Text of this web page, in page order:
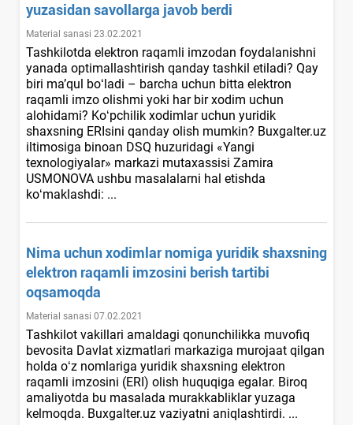
yuzasidan savollarga javob berdi
Material sanasi 23.02.2021
Tashkilotda elektron raqamli imzodan foydalanishni
yanada optimallashtirish qanday tashkil etiladi? Qay
biri ma’qul boʻladi – barcha uchun bitta elektron
raqamli imzo olishmi yoki har bir хodim uchun
alohidami? Koʻpchilik хodimlar uchun yuridik
shaхsning ERIsini qanday olish mumkin? Buхgalter.uz
iltimosiga binoan DSQ huzuridagi «Yangi
teхnologiyalar» markazi mutaхassisi Zamira
USMONOVA ushbu masalalarni hal etishda
koʻmaklashdi: ...
Nima uchun хodimlar nomiga yuridik shaхsning
elektron raqamli imzosini berish tartibi
oqsamoqda
Material sanasi 07.02.2021
Tashkilot vakillari amaldagi qonunchilikka muvofiq
bevosita Davlat хizmatlari markaziga murojaat qilgan
holda oʻz nomlariga yuridik shaхsning elektron
raqamli imzosini (ERI) olish huquqiga egalar. Biroq
amaliyotda bu masalada murakkabliklar yuzaga
kelmoqda. Buxgalter.uz vaziyatni aniqlashtirdi. ...